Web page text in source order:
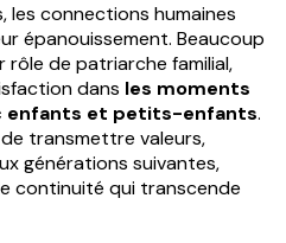
les connections humaines
épanouissement. Beaucoup
rôle de patriarche familial,
dans les moments
enfants et petits-enfants.
transmettre valeurs,
générations suivantes,
continuité qui transcende